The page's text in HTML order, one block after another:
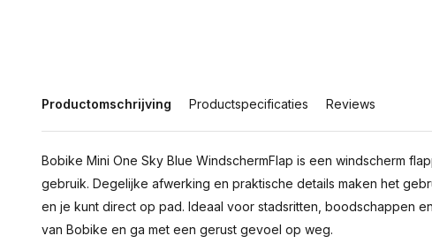
Productomschrijving Productspecificaties Reviews
Bobike Mini One Sky Blue WindschermFlap is een windscherm
gebruik. Degelijke afwerking en praktische details maken het
en je kunt direct op pad. Ideaal voor stadsritten, boodschappen
van Bobike en ga met een gerust gevoel op weg.